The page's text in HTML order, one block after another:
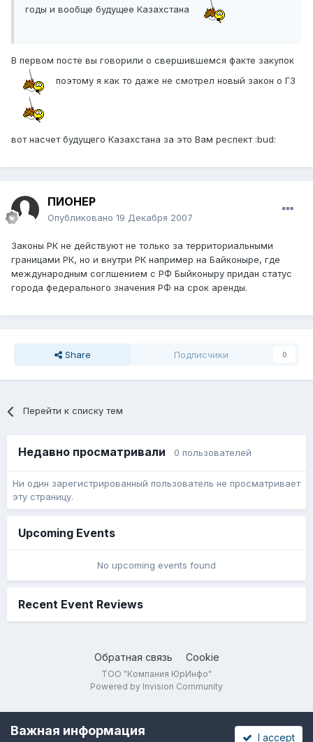
годы и вообще будущее Казахстана
В первом посте вы говорили о свершившемся факте закупок
поэтому я как то даже не смотрел новый закон о ГЗ
вот насчет будущего Казахстана за это Вам респект :bud:
ПИОНЕР
Опубликовано 19 Декабря 2007
Законы РК не действуют не только за территориальными
границами РК, но и внутри РК например на Байконыре, где
международным соглшением с РФ Быйконыру придан статус
города федерального значения РФ на срок аренды.
Share Подписчики 0
Перейти к списку тем
Недавно просматривали 0 пользователей
Ни один зарегистрированный пользователь не просматривает
эту страницу.
Upcoming Events
No upcoming events found
Recent Event Reviews
Обратная связь Cookie
ТОО "Компания ЮрИнфо"
Powered by Invision Community
Важная информация I accept